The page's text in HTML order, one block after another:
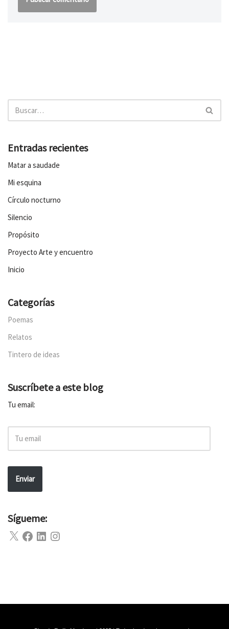
Entradas recientes
Matar a saudade
Mi esquina
Círculo nocturno
Silencio
Propósito
Proyecto Arte y encuentro
Inicio
Categorías
Poemas
Relatos
Tintero de ideas
Suscríbete a este blog
Tu email:
Enviar
Sígueme: